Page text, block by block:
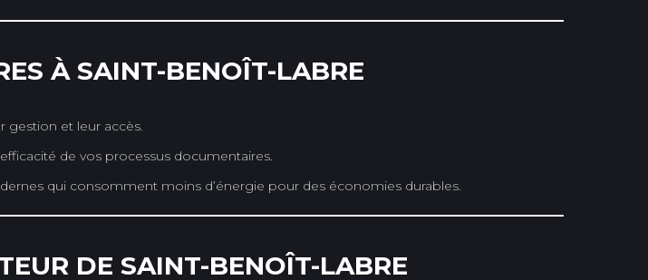
À SAINT-BENOÎT-LABRE
gestion et leur accès.
de vos processus documentaires.
qui consomment moins d’énergie pour des économies durables.
DE SAINT-BENOÎT-LABRE